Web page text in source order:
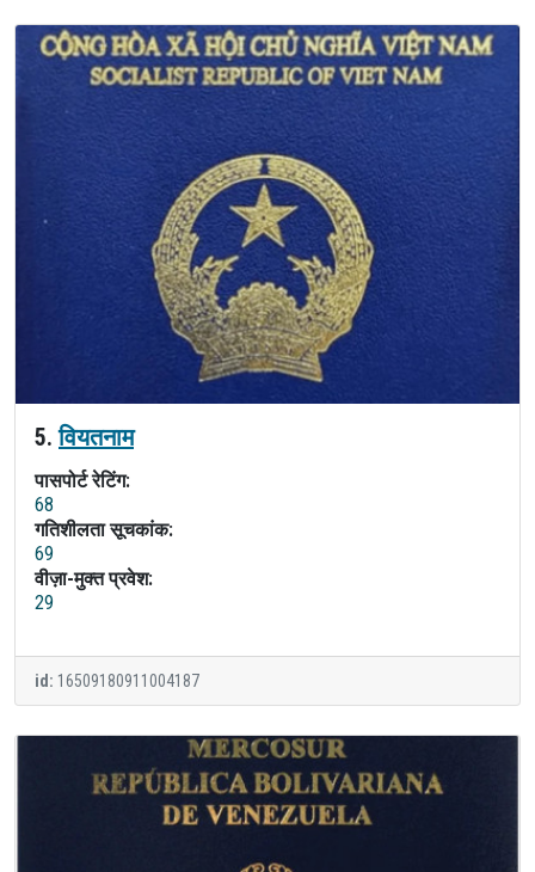
5.वियतनाम
पासपोर्ट रेटिंग:
68
गतिशीलता सूचकांक:
69
वीज़ा-मुक्त प्रवेश:
29
id: 16509180911004187